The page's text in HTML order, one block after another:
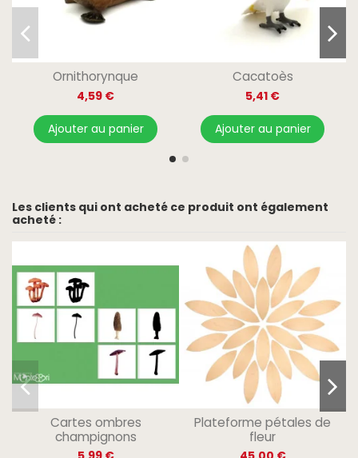
Ornithorynque
4,59 €
Ajouter au panier
Cacatoès
5,41 €
Ajouter au panier
Les clients qui ont acheté ce produit ont également
acheté :
Cartes ombres
champignons
Plateforme pétales de
fleur